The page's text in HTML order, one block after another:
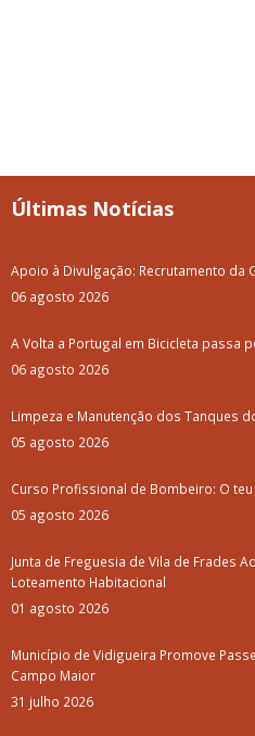
Últimas Notícias
Apoio à Divulgação: Recrutamento da
06 agosto 2026
A Volta a Portugal em Bicicleta passa
06 agosto 2026
Limpeza e Manutenção dos Tanques
05 agosto 2026
Curso Profissional de Bombeiro: O
05 agosto 2026
Junta de Freguesia de Vila de Frades
Loteamento Habitacional
01 agosto 2026
Município de Vidigueira Promove
Campo Maior
31 julho 2026